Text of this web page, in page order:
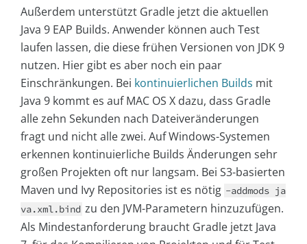
Außerdem unterstützt Gradle jetzt die aktuellen
Java 9 EAP Builds. Anwender können auch Test
laufen lassen, die diese frühen Versionen von JDK 9
nutzen. Hier gibt es aber noch ein paar
Einschränkungen. Bei kontinuierlichen Builds mit
Java 9 kommt es auf MAC OS X dazu, dass Gradle
alle zehn Sekunden nach Dateiveränderungen
fragt und nicht alle zwei. Auf Windows-Systemen
erkennen kontinuierliche Builds Änderungen sehr
großen Projekten oft nur langsam. Bei S3-basierten
Maven und Ivy Repositories ist es nötig -addmods ja
va.xml.bind zu den JVM-Parametern hinzuzufügen.
Als Mindestanforderung braucht Gradle jetzt Java